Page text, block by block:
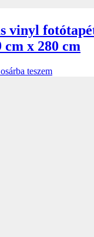
vinyl
x 280 cm
teszem